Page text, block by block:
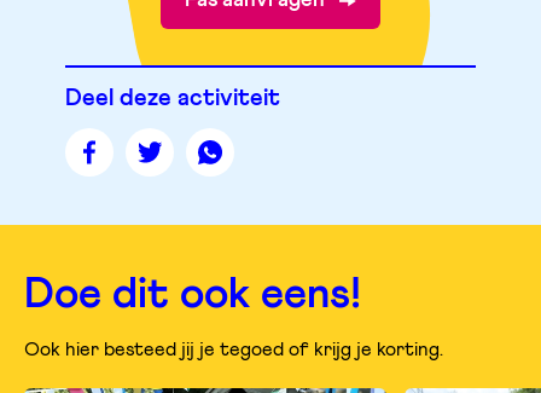
Deel deze activiteit
Deel
pagina
facebook
Deel
pagina
twitter
Deel
pagina
whatsapp
Doe dit ook eens!
Ook hier besteed jij je tegoed of krijg je korting.